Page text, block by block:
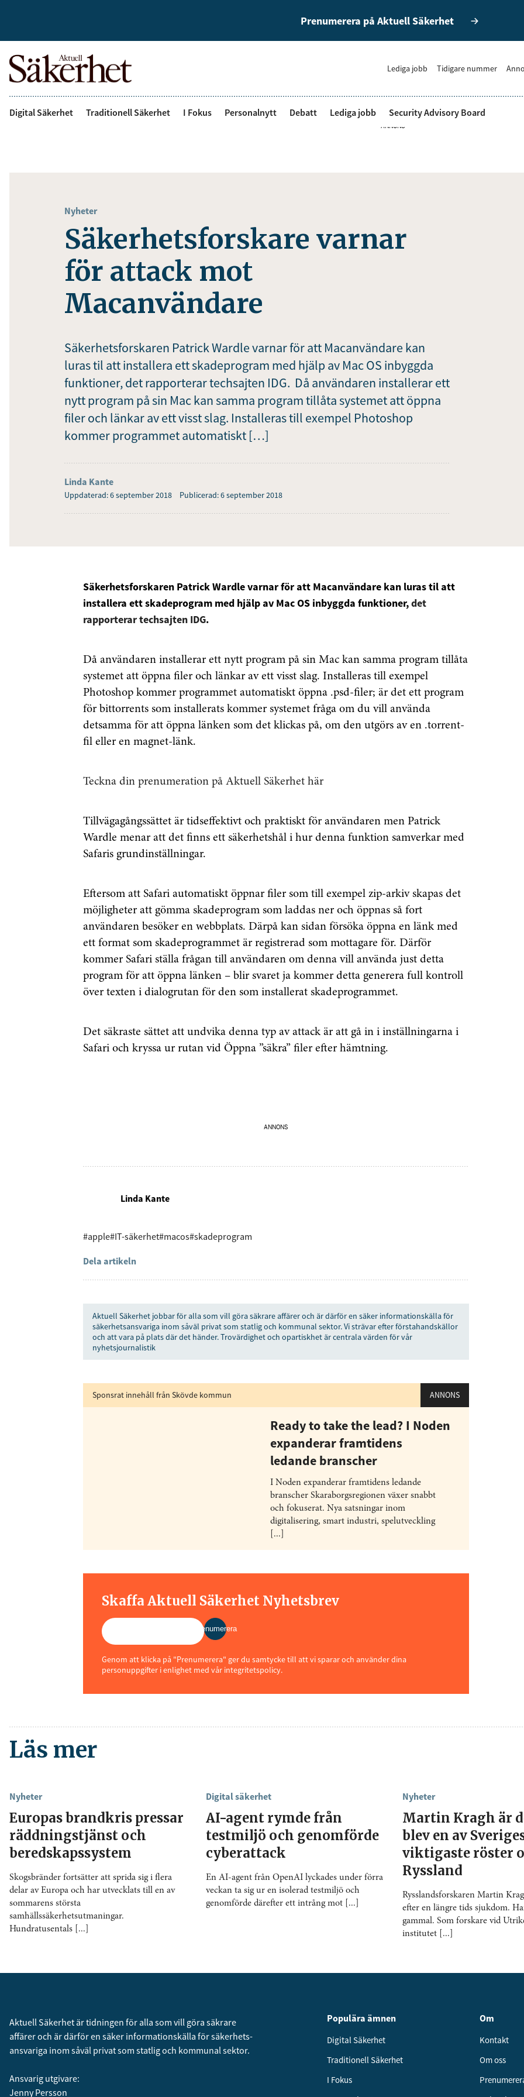
Prenumerera på Aktuell Säkerhet
Lediga jobb Tidigare nummer
Digital Säkerhet Traditionell Säkerhet I Fokus Personalnytt Debatt Lediga jobb Security Advisory Board
ANNONS
Nyheter
Säkerhetsforskare varnar
för attack mot
Macanvändare
Säkerhetsforskaren Patrick Wardle varnar för att Macanvändare kan
luras til att installera ett skadeprogram med hjälp av Mac OS inbyggda
funktioner, det rapporterar techsajten IDG. Då användaren installerar ett
nytt program på sin Mac kan samma program tillåta systemet att öppna
filer och länkar av ett visst slag. Installeras till exempel Photoshop
kommer programmet automatiskt […]
Linda Kante
Uppdaterad: 6 september 2018 Publicerad: 6 september 2018
Säkerhetsforskaren Patrick Wardle varnar för att Macanvändare kan luras til att
installera ett skadeprogram med hjälp av Mac OS inbyggda funktioner,det
rapporterar techsajten IDG.
Då användaren installerar ett nytt program på sin Mac kan samma program tillåta
systemet att öppna filer och länkar av ett visst slag. Installeras till exempel
Photoshop kommer programmet automatiskt öppna .psd-filer; är det ett program
för bittorrents som installerats kommer systemet fråga om du vill använda
detsamma för att öppna länken som det klickas på, om den utgörs av en .torrent-
fil eller en magnet-länk.
Teckna din prenumeration på Aktuell Säkerhet här
Tillvägagångssättet är tidseffektivt och praktiskt för användaren men Patrick
Wardle menar att det finns ett säkerhetshål i hur denna funktion samverkar med
Safaris grundinställningar.
Eftersom att Safari automatiskt öppnar filer som till exempel zip-arkiv skapas det
möjligheter att gömma skadeprogram som laddas ner och öppnas så fort
användaren besöker en webbplats. Därpå kan sidan försöka öppna en länk med
ett format som skadeprogrammet är registrerad som mottagare för. Därför
kommer Safari ställa frågan till användaren om denna vill använda just detta
program för att öppna länken – blir svaret ja kommer detta generera full kontroll
över texten i dialogrutan för den som installerat skadeprogrammet.
Det säkraste sättet att undvika denna typ av attack är att gå in i inställningarna i
Safari och kryssa ur rutan vid Öppna ”säkra” filer efter hämtning.
ANNONS
Linda Kante
#apple#IT-säkerhet#macos#skadeprogram
Dela artikeln
Aktuell Säkerhet jobbar för alla som vill göra säkrare affärer och är därför en säker informationskälla för
säkerhetsansvariga inom såväl privat som statlig och kommunal sektor. Vi strävar efter förstahandskällor
och att vara på plats där det händer. Trovärdighet och opartiskhet är centrala värden för vår
nyhetsjournalistik
Sponsrat innehåll från Skövde kommun ANNONS
Ready to take the lead? I Noden
expanderar framtidens
ledande branscher
I Noden expanderar framtidens ledande
branscher Skaraborgsregionen växer snabbt
och fokuserat. Nya satsningar inom
digitalisering, smart industri, spelutveckling
[...]
Skaffa Aktuell Säkerhet Nyhetsbrev
Prenumerera
Genom att klicka på "Prenumerera" ger du samtycke till att vi sparar och använder dina
personuppgifter i enlighet med vår integritetspolicy.
Läs mer
Nyheter
Europas brandkris pressar
räddningstjänst och
beredskapssystem
Skogsbränder fortsätter att sprida sig i flera
delar av Europa och har utvecklats till en av
sommarens största
samhällssäkerhetsutmaningar.
Hundratusentals [...]
Digital säkerhet
AI-agent rymde från
testmiljö och genomförde
cyberattack
En AI-agent från OpenAI lyckades under förra
veckan ta sig ur en isolerad testmiljö och
genomförde därefter ett intrång mot [...]
Nyheter
Martin Kragh är
blev en av
viktigaste röster
Ryssland
Rysslandsforskaren Martin
efter en längre tids sjukdom.
gammal. Som forskare vid
institutet [...]
Aktuell Säkerhet är tidningen för alla som vill göra säkrare
affärer och är därför en säker informationskälla för säkerhets­
ansvariga inom såväl privat som statlig och kommunal sektor.
Ansvarig utgivare:
Jenny Persson
Populära ämnen
Digital Säkerhet
Traditionell Säkerhet
I Fokus
Om
Kontakt
Om oss